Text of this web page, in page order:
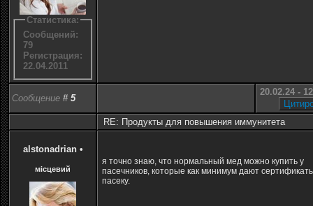
Статистика:
Сообщений:
79
Регистрация:
22.04.2011
Сообщение # 5
20.02.24 -
RE: Продукты для повышения иммунитета
alstonadrian •
місцевий
я точно знаю, что нормальный мед можно купить у
пасечников, которые как минимум дают
пасеку.